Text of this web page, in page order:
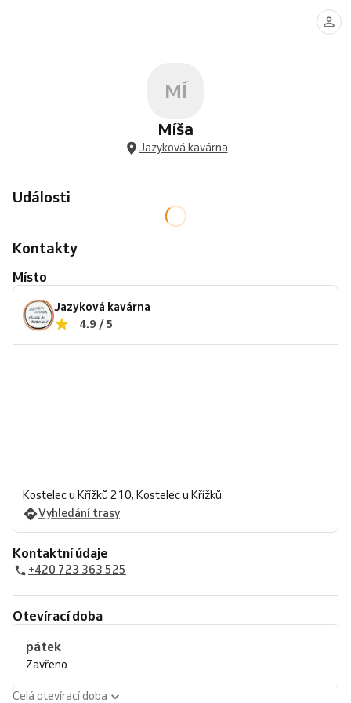
MÍ
Míša
Jazyková kavárna
Události
Kontakty
Místo
Jazyková kavárna
4.9 / 5
Kostelec u Křížků 210, Kostelec u Křížků
Vyhledání trasy
Kontaktní údaje
+420 723 363 525
Otevírací doba
pátek
Zavřeno
Celá otevírací doba